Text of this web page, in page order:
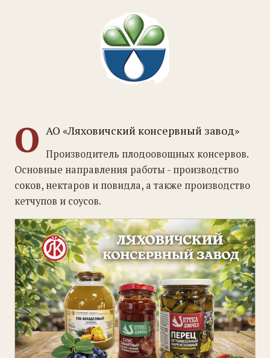
О АО «Ляховичский консервный завод»
Производитель плодоовощных консервов.
Основные направления работы - производство
соков, нектаров и повидла, а также производство
кетчупов и соусов.